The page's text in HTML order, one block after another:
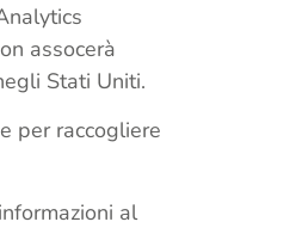
assocerà
Stati Uniti.
per raccogliere
al